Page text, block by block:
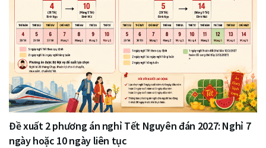
Đề xuất 2 phương án nghỉ Tết Nguyên đán 2027: Nghỉ 7
ngày hoặc 10 ngày liên tục